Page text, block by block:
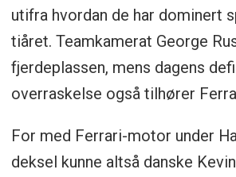
utifra hvordan de har dominert
tiåret. Teamkamerat George
fjerdeplassen, mens dagens
overraskelse også tilhører
For med Ferrari-motor under
deksel kunne altså danske